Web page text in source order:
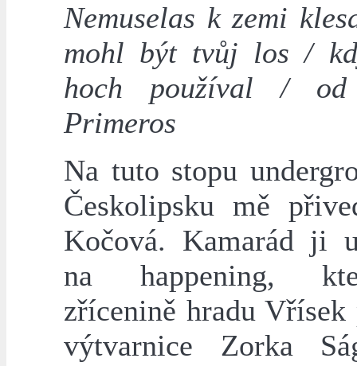
Nemuselas k zemi
mohl být tvůj los /
hoch používal / od
Primeros
Na tuto stopu
Českolipsku mě
Kočová. Kamarád ji
na happening,
zřícenině hradu Vřísek
výtvarnice Zorka